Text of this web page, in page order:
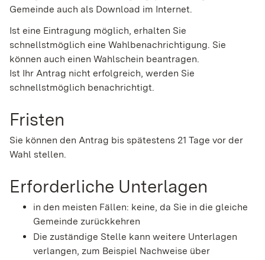
Gemeinde auch als Download im Internet.
Ist eine Eintragung möglich, erhalten Sie
schnellstmöglich eine Wahlbenachrichtigung. Sie
können auch einen Wahlschein beantragen.
Ist Ihr Antrag nicht erfolgreich, werden Sie
schnellstmöglich benachrichtigt.
Fristen
Sie können den Antrag bis spätestens 21 Tage vor der
Wahl stellen.
Erforderliche Unterlagen
in den meisten Fällen: keine, da Sie in die gleiche
Gemeinde zurückkehren
Die zuständige Stelle kann weitere Unterlagen
verlangen, zum Beispiel Nachweise über